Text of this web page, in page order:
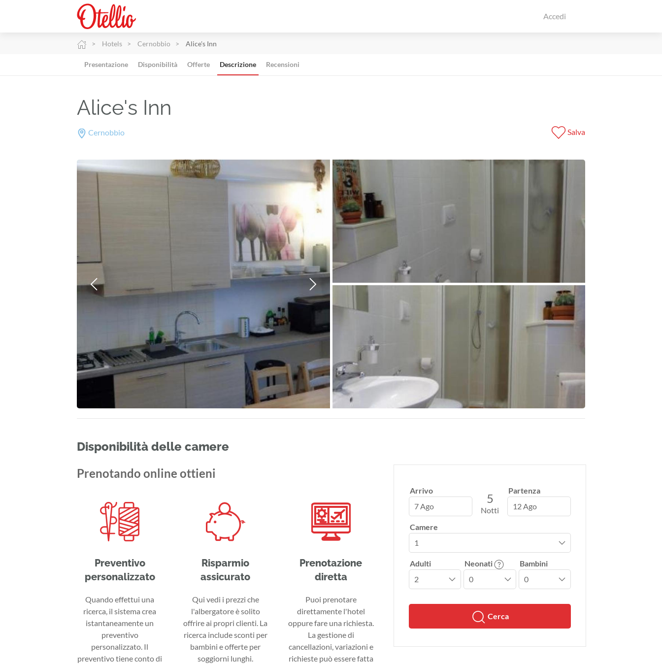
Accedi
Hotels Cernobbio Alice's Inn
Presentazione Disponibilità Offerte Descrizione Recensioni
Alice's Inn
Cernobbio Salva
Disponibilità delle camere
Arrivo
7 Ago
5
Notti
Partenza
12 Ago
Camere
Adulti Neonati Bambini
Cerca
Prenotando online ottieni
Preventivo
personalizzato
Quando effettui una
ricerca, il sistema crea
istantaneamente un
preventivo
personalizzato. Il
preventivo tiene conto di
Risparmio
assicurato
Qui vedi i prezzi che
l'albergatore è solito
offrire ai propri clienti. La
ricerca include sconti per
bambini e offerte per
soggiorni lunghi.
Prenotazione
diretta
Puoi prenotare
direttamente l'hotel
oppure fare una richiesta.
La gestione di
cancellazioni, variazioni e
richieste può essere fatta